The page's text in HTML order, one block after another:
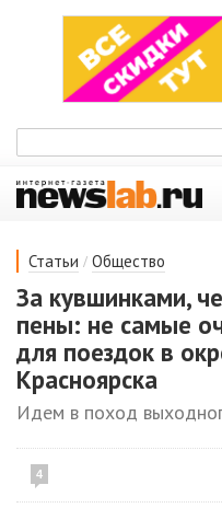
Статьи / Общество
За кувшинками,
пены: не самые
для поездок в
Красноярска
Идем в поход
4